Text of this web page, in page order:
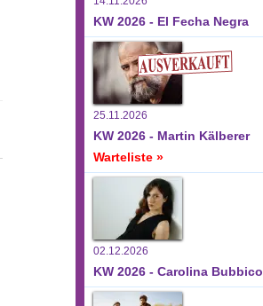
KW 2026 - El Fecha Negra
25.11.2026
KW 2026 - Martin Kälberer
Warteliste »
02.12.2026
KW 2026 - Carolina Bubbico